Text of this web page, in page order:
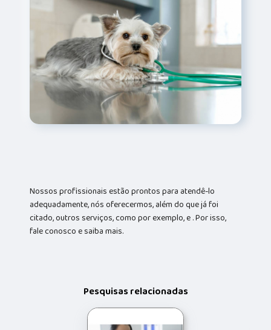
Nossos profissionais estão prontos para atendê-lo
adequadamente, nós oferecermos, além do que já foi
citado, outros serviços, como por exemplo, e . Por isso,
fale conosco e saiba mais.
Pesquisas relacionadas